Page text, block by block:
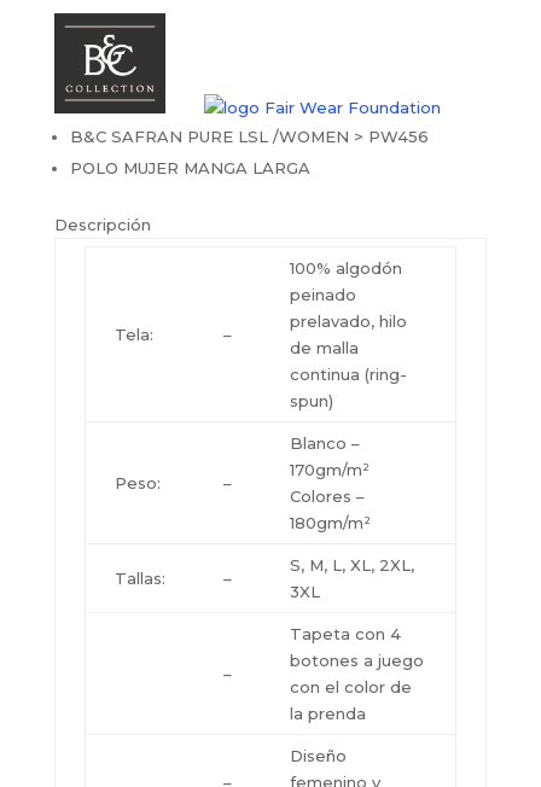
B&C SAFRAN PURE LSL /WOMEN > PW456
POLO MUJER MANGA LARGA
Descripción
Tela: –
100% algodón
peinado
prelavado, hilo
de malla
continua (ring-
spun)
Peso: –
Blanco –
170gm/m²
Colores –
180gm/m²
Tallas: –
S, M, L, XL, 2XL,
3XL
–
Tapeta con 4
botones a juego
con el color de
la prenda
–
Diseño
femenino y